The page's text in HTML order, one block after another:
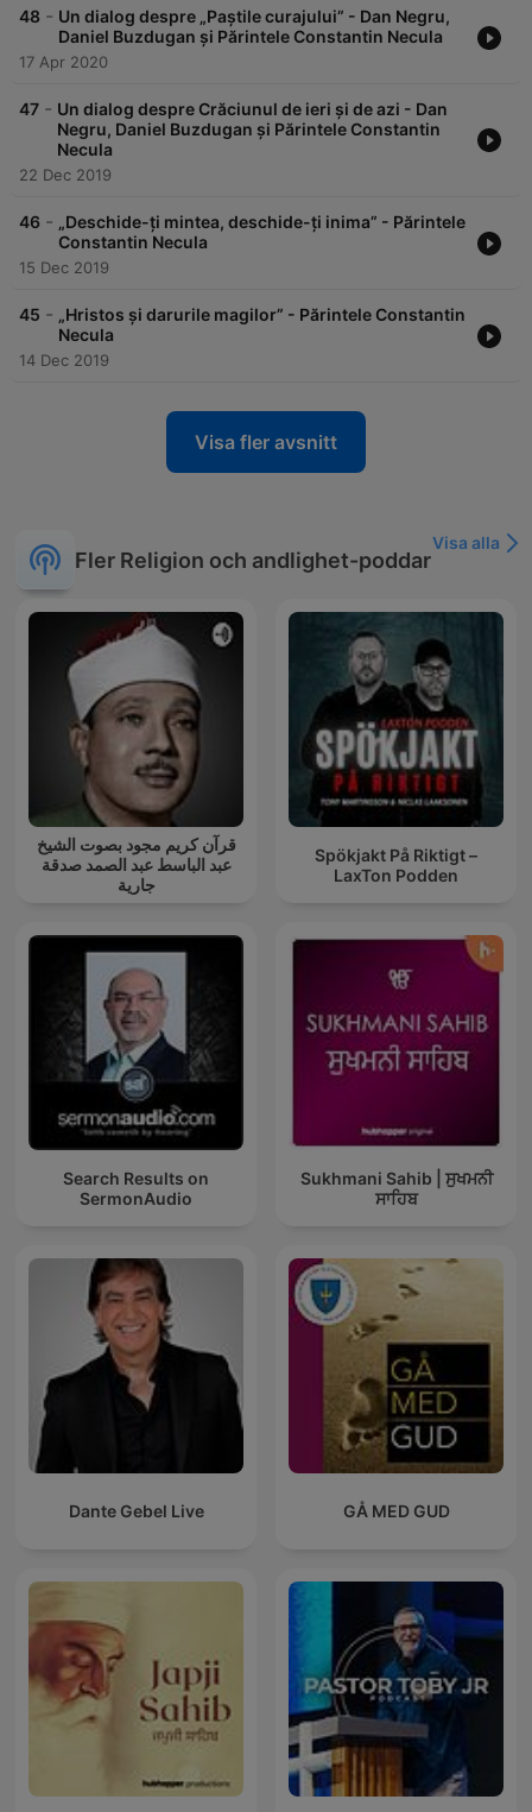
48 - Un dialog despre „Paștile curajului” - Dan Negru,
Daniel Buzdugan și Părintele Constantin Necula
17 Apr 2020
47 - Un dialog despre Crăciunul de ieri și de azi - Dan
Negru, Daniel Buzdugan și Părintele Constantin
Necula
22 Dec 2019
46 - „Deschide-ți mintea, deschide-ți inima” - Părintele
Constantin Necula
15 Dec 2019
45 - „Hristos și darurile magilor” - Părintele Constantin
Necula
14 Dec 2019
Visa fler avsnitt
Fler Religion och andlighet-poddar
Visa alla
قرآن كريم مجود بصوت الشيخ
عبد الباسط عبد الصمد صدقة
جارية
Spökjakt På Riktigt –
LaxTon Podden
Search Results on
SermonAudio
Sukhmani Sahib | ਸੁਖਮਨੀ
ਸਾਹਿਬ
Dante Gebel Live GÅ MED GUD